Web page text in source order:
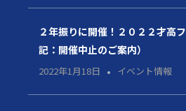
２年振りに開催！２０２２才
記：開催中止のご案内）
2022年1月18日 イベント情報